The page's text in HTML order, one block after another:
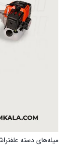
میله‌های دسته